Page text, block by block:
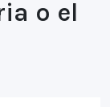
o el